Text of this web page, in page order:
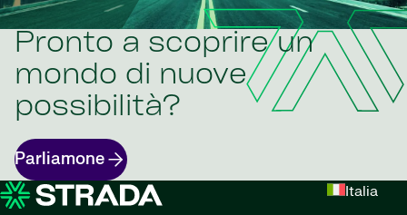
Pronto a scoprire un
mondo di nuove
possibilità?
Parliamone
Italia